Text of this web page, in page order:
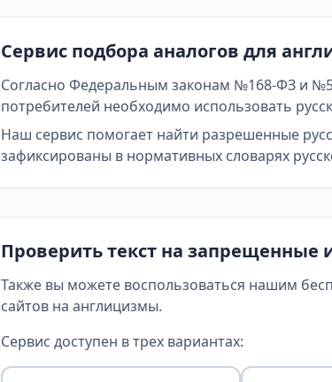
Сервис подбора аналогов для
Согласно Федеральным законам №168-ФЗ и
потребителей необходимо использовать
Наш сервис помогает найти разрешенные
зафиксированы в нормативных словарях
Проверить текст на запрещенные
Также вы можете воспользоваться нашим
сайтов на англицизмы.
Сервис доступен в трех вариантах: